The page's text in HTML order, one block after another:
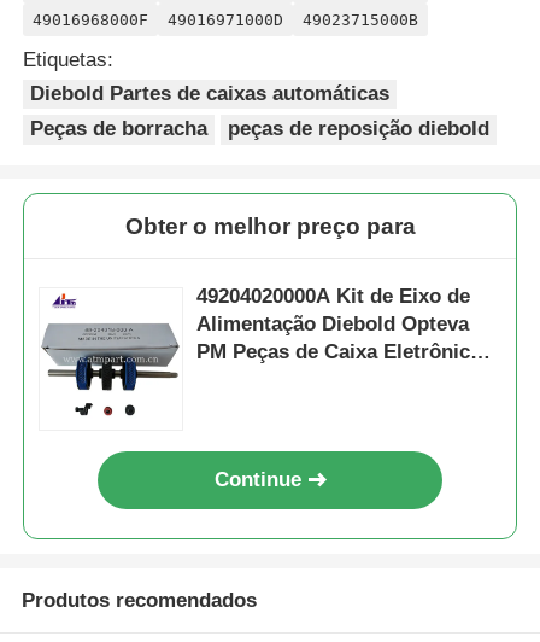
49016968000F
49016971000D 49023715000B
Etiquetas:
Diebold Partes de caixas automáticas
Peças de borracha
peças de reposição diebold
Obter o melhor preço para
49204020000A Kit de Eixo de
Alimentação Diebold Opteva
PM Peças de Caixa Eletrônico
Continue
Produtos recomendados